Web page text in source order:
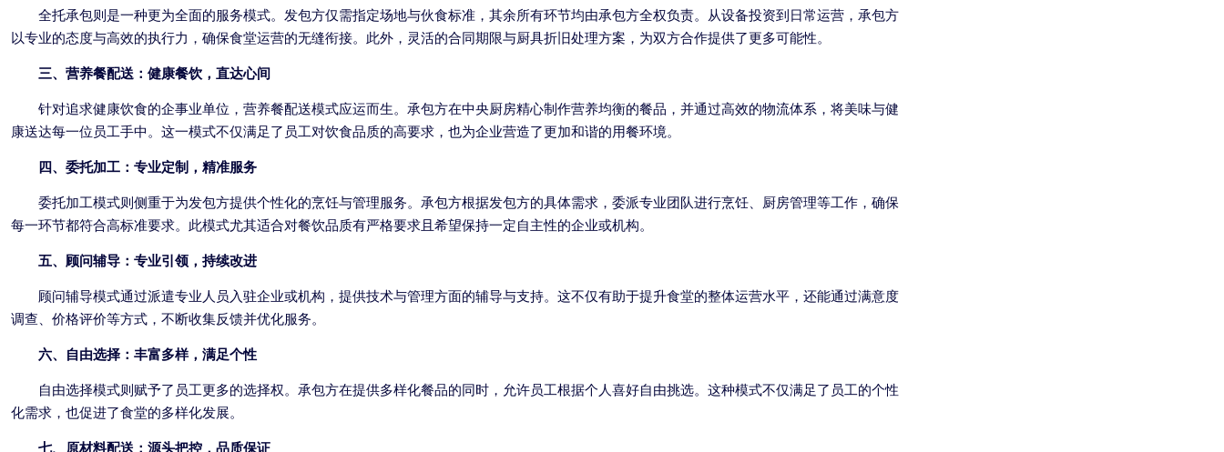
全托承包则是一种更为全面的服务模式。发包方仅需指定场地与伙食标准，其余所有环节均由承包方全权负责。从设备投资到日常运营，承包方
以专业的态度与高效的执行力，确保食堂运营的无缝衔接。此外，灵活的合同期限与厨具折旧处理方案，为双方合作提供了更多可能性。
三、营养餐配送：健康餐饮，直达心间
针对追求健康饮食的企事业单位，营养餐配送模式应运而生。承包方在中央厨房精心制作营养均衡的餐品，并通过高效的物流体系，将美味与健
康送达每一位员工手中。这一模式不仅满足了员工对饮食品质的高要求，也为企业营造了更加和谐的用餐环境。
四、委托加工：专业定制，精准服务
委托加工模式则侧重于为发包方提供个性化的烹饪与管理服务。承包方根据发包方的具体需求，委派专业团队进行烹饪、厨房管理等工作，确保
每一环节都符合高标准要求。此模式尤其适合对餐饮品质有严格要求且希望保持一定自主性的企业或机构。
五、顾问辅导：专业引领，持续改进
顾问辅导模式通过派遣专业人员入驻企业或机构，提供技术与管理方面的辅导与支持。这不仅有助于提升食堂的整体运营水平，还能通过满意度
调查、价格评价等方式，不断收集反馈并优化服务。
六、自由选择：丰富多样，满足个性
自由选择模式则赋予了员工更多的选择权。承包方在提供多样化餐品的同时，允许员工根据个人喜好自由挑选。这种模式不仅满足了员工的个性
化需求，也促进了食堂的多样化发展。
七、原材料配送：源头把控，品质保证